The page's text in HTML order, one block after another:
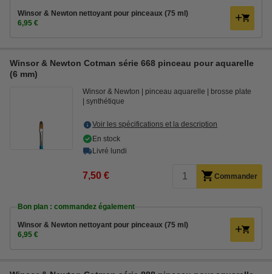
Winsor & Newton nettoyant pour pinceaux (75 ml)
6,95 €
Winsor & Newton Cotman série 668 pinceau pour aquarelle
(6 mm)
Winsor & Newton pinceau aquarelle
brosse plate
synthétique
Voir les spécifications et la description
En stock
Livré lundi
7,50 € Commander
Bon plan : commandez également
Winsor & Newton nettoyant pour pinceaux (75 ml)
6,95 €